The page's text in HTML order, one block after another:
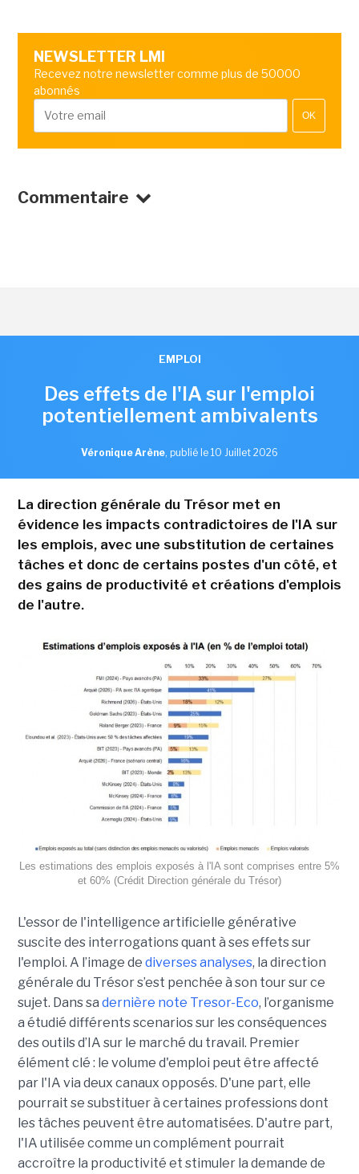
NEWSLETTER LMI
Recevez notre newsletter comme plus de 50000
abonnés
OK
Commentaire
EMPLOI
Des effets de l'IA sur l'emploi
potentiellement ambivalents
Véronique Arène, publié le 10 Juillet 2026
La direction générale du Trésor met en
évidence les impacts contradictoires de l'IA sur
les emplois, avec une substitution de certaines
tâches et donc de certains postes d'un côté, et
des gains de productivité et créations d'emplois
de l'autre.
Les estimations des emplois exposés à l'IA sont comprises entre 5%
et 60% (Crédit Direction générale du Trésor)
L'essor de l'intelligence artificielle générative
suscite des interrogations quant à ses effets sur
l'emploi. A l’image de diverses analyses, la direction
générale du Trésor s’est penchée à son tour sur ce
sujet. Dans sa dernière note Tresor-Eco, l’organisme
a étudié différents scenarios sur les conséquences
des outils d’IA sur le marché du travail. Premier
élément clé : le volume d'emploi peut être affecté
par l'IA via deux canaux opposés. D'une part, elle
pourrait se substituer à certaines professions dont
les tâches peuvent être automatisées. D'autre part,
l'IA utilisée comme un complément pourrait
accroître la productivité et stimuler la demande de